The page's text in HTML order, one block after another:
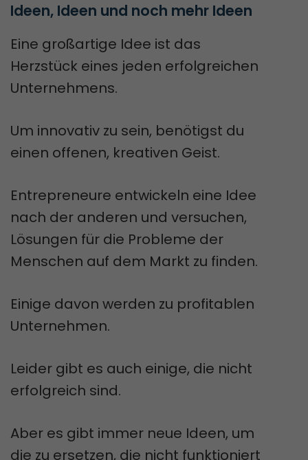
Ideen, Ideen und noch mehr Ideen
Eine großartige Idee ist das
Herzstück eines jeden erfolgreichen
Unternehmens.
Um innovativ zu sein, benötigst du
einen offenen, kreativen Geist.
Entrepreneure entwickeln eine Idee
nach der anderen und versuchen,
Lösungen für die Probleme der
Menschen auf dem Markt zu finden.
Einige davon werden zu profitablen
Unternehmen.
Leider gibt es auch einige, die nicht
erfolgreich sind.
Aber es gibt immer neue Ideen, um
die zu ersetzen, die nicht funktioniert